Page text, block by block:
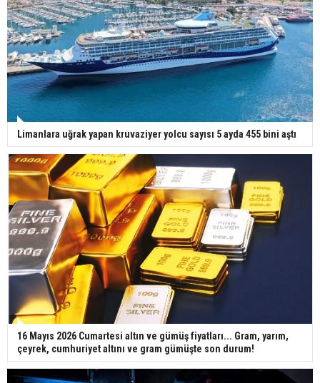
Limanlara uğrak yapan kruvaziyer yolcu sayısı 5 ayda 455 bini aştı
16 Mayıs 2026 Cumartesi altın ve gümüş fiyatları... Gram, yarım,
çeyrek, cumhuriyet altını ve gram gümüşte son durum!